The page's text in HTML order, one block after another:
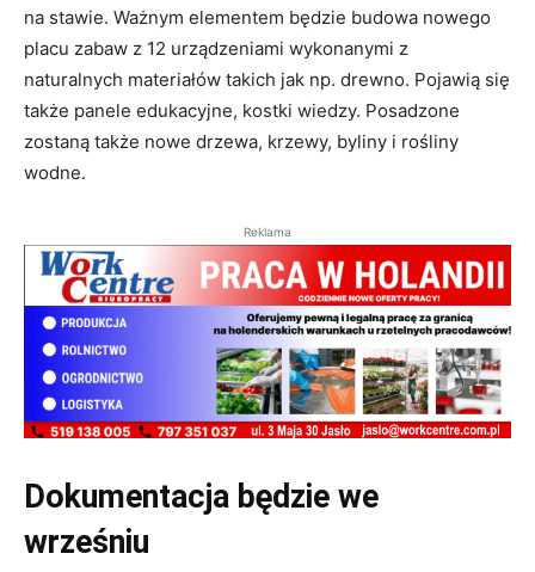
na stawie. Ważnym elementem będzie budowa nowego
placu zabaw z 12 urządzeniami wykonanymi z
naturalnych materiałów takich jak np. drewno. Pojawią się
także panele edukacyjne, kostki wiedzy. Posadzone
zostaną także nowe drzewa, krzewy, byliny i rośliny
wodne.
Reklama
Dokumentacja będzie we
wrześniu